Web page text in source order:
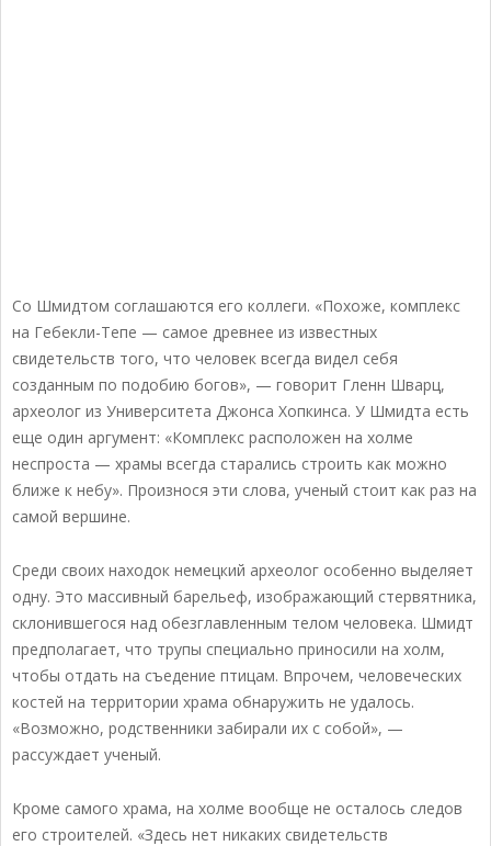
Со Шмидтом соглашаются его коллеги. «Похоже, комплекс
на Гебекли-Тепе — самое древнее из известных
свидетельств того, что человек всегда видел себя
созданным по подобию богов», — говорит Гленн Шварц,
археолог из Университета Джонса Хопкинса. У Шмидта есть
еще один аргумент: «Комплекс расположен на холме
неспроста — храмы всегда старались строить как можно
ближе к небу». Произнося эти слова, ученый стоит как раз на
самой вершине.
Среди своих находок немецкий археолог особенно выделяет
одну. Это массивный барельеф, изображающий стервятника,
склонившегося над обезглавленным телом человека. Шмидт
предполагает, что трупы специально приносили на холм,
чтобы отдать на съедение птицам. Впрочем, человеческих
костей на территории храма обнаружить не удалось.
«Возможно, родственники забирали их с собой», —
рассуждает ученый.
Кроме самого храма, на холме вообще не осталось следов
его строителей. «Здесь нет никаких свидетельств